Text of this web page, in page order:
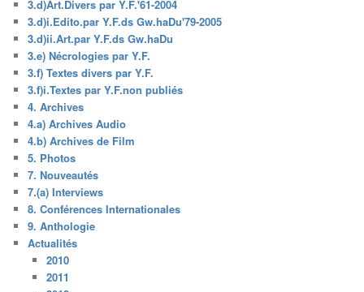
3.d)Art.Divers par Y.F.'61-2004
3.d)i.Edito.par Y.F.ds Gw.haDu'79-2005
3.d)ii.Art.par Y.F.ds Gw.haDu
3.e) Nécrologies par Y.F.
3.f) Textes divers par Y.F.
3.f)i.Textes par Y.F.non publiés
4. Archives
4.a) Archives Audio
4.b) Archives de Film
5. Photos
7. Nouveautés
7.(a) Interviews
8. Conférences Internationales
9. Anthologie
Actualités
2010
2011